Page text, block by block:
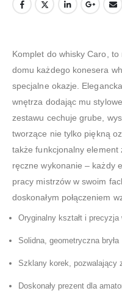
Komplet do whisky Caro,
domu każdego konesera
specjalne okazje.
wnętrza dodając mu
zestawu cechuje grube,
tworzące nie tylko piękną
także funkcjonalny element
ręczne wykonanie – każdy
pracy mistrzów w swoim
doskonałym połączeniem
Oryginalny kształt i precyzja
Solidna, geometryczna bryła
Szklany korek, pozwalający
Doskonały prezent dla